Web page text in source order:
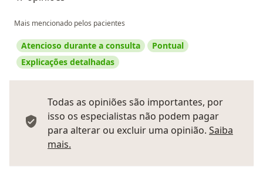
Mais mencionado pelos pacientes
Atencioso durante a consulta
Pontual
Explicações detalhadas
Todas as opiniões são importantes, por
isso os especialistas não podem pagar
para alterar ou excluir uma opinião. Saiba
mais.